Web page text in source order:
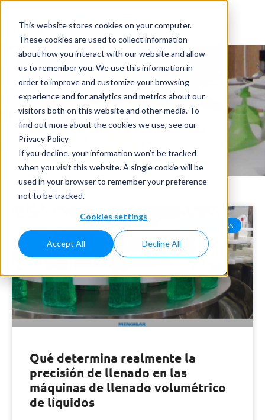
This website stores cookies on your computer.
These cookies are used to collect information
about how you interact with our website and allow
us to remember you. We use this information in
order to improve and customize your browsing
experience and for analytics and metrics about our
visitors both on this website and other media. To
find out more about the cookies we use, see our
Privacy Policy
If you decline, your information won’t be tracked
when you visit this website. A single cookie will be
used in your browser to remember your preference
not to be tracked.
Cookies settings
Accept All Decline All
Noticias
Home»Noticias»Llenadoras
LLENADORAS
Qué determina realmente la
precisión de llenado en las
máquinas de llenado volumétrico
de líquidos